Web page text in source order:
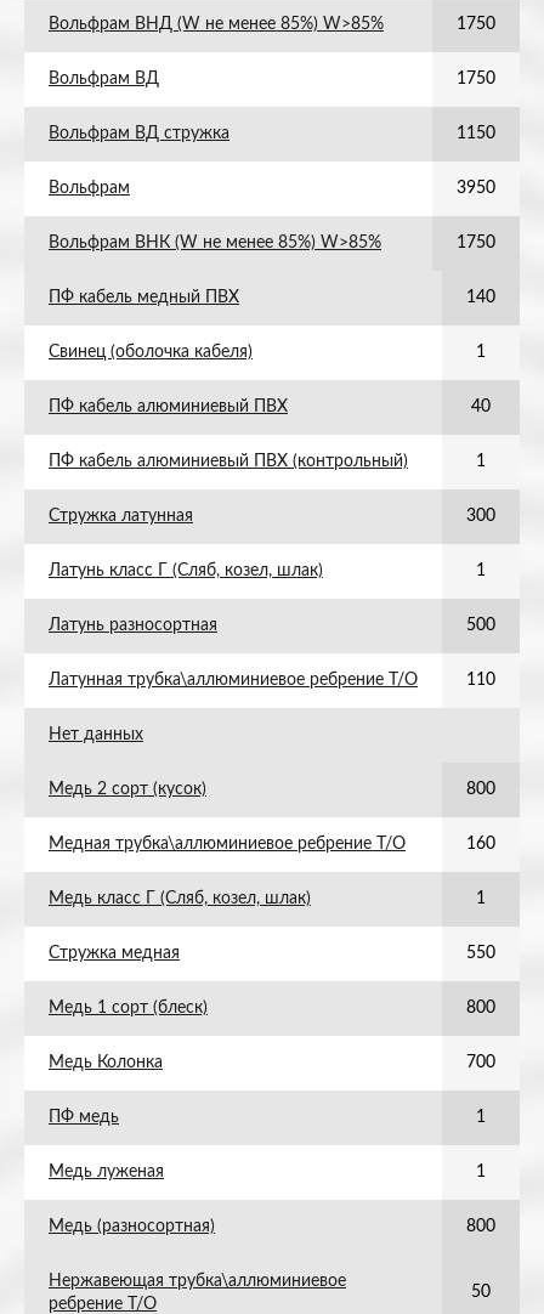
Вольфрам ВНД (W не менее 85%) W>85% 1750
Вольфрам ВД 1750
Вольфрам ВД стружка 1150
Вольфрам 3950
Вольфрам ВНК (W не менее 85%) W>85% 1750
ПФ кабель медный ПВХ 140
Свинец (оболочка кабеля) 1
ПФ кабель алюминиевый ПВХ 40
ПФ кабель алюминиевый ПВХ (контрольный) 1
Стружка латунная 300
Латунь класс Г (Сляб, козел, шлак) 1
Латунь разносортная 500
Латунная трубка\аллюминиевое ребрение Т/О 110
Нет данных
Медь 2 сорт (кусок) 800
Медная трубка\аллюминиевое ребрение Т/О 160
Медь класс Г (Сляб, козел, шлак) 1
Стружка медная 550
Медь 1 сорт (блеск) 800
Медь Колонка 700
ПФ медь 1
Медь луженая 1
Медь (разносортная) 800
Нержавеющая трубка\аллюминиевое
ребрение Т/О
50